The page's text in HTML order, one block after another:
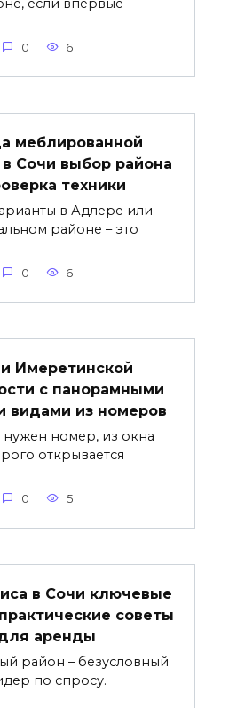
если впервые
0 6
меблированной
Сочи выбор района
техники
в Адлере или
районе – это
0 6
Имеретинской
с панорамными
видами из номеров
нужен номер, из окна
открывается
0 5
в Сочи ключевые
советы
аренды
район – безусловный
по спросу.